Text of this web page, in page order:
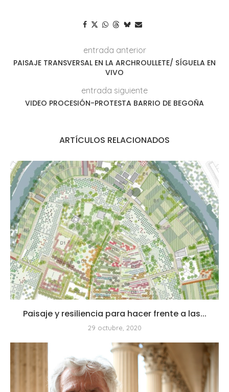
entrada anterior
PAISAJE TRANSVERSAL EN LA ARCHROULLETE/ SÍGUELA EN
VIVO
entrada siguiente
VIDEO PROCESIÓN-PROTESTA BARRIO DE BEGOÑA
ARTÍCULOS RELACIONADOS
Paisaje y resiliencia para hacer frente a las...
29 octubre, 2020